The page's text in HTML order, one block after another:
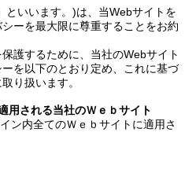
といいます。)は、当Webサイトを
ーを最大限に尊重することをお約
護するために、当社のWebサイト
を以下のとおり定め、これに基づ
り扱います。
用される当社のＷｅｂサイト
ン内全てのＷｅｂサイトに適用さ